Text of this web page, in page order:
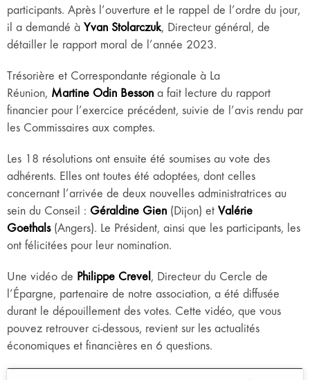
participants. Après l’ouverture et le rappel de l’ordre du jour,
il a demandé à Yvan Stolarczuk, Directeur général, de
détailler le rapport moral de l’année 2023.
Trésorière et Correspondante régionale à La
Réunion, Martine Odin Besson a fait lecture du rapport
financier pour l’exercice précédent, suivie de l’avis rendu par
les Commissaires aux comptes.
Les 18 résolutions ont ensuite été soumises au vote des
adhérents. Elles ont toutes été adoptées, dont celles
concernant l’arrivée de deux nouvelles administratrices au
sein du Conseil : Géraldine Gien (Dijon) et Valérie
Goethals(Angers). Le Président, ainsi que les participants, les
ont félicitées pour leur nomination.
Une vidéo de Philippe Crevel, Directeur du Cercle de
l’Épargne, partenaire de notre association, a été diffusée
durant le dépouillement des votes. Cette vidéo, que vous
pouvez retrouver ci-dessous, revient sur les actualités
économiques et financières en 6 questions.